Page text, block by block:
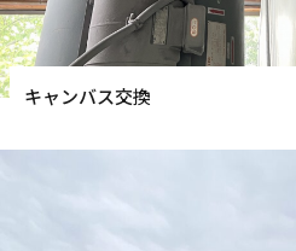
キャンバス交換